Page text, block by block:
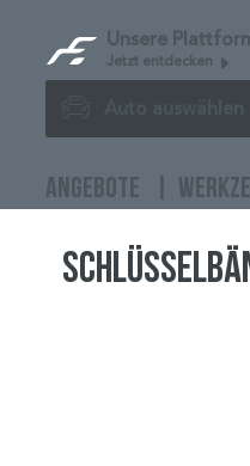
Unsere
Jetzt entdecken
Auto auswählen
ANGEBOTE